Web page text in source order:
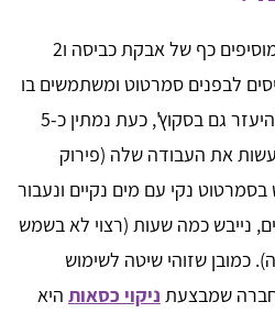
לוקחים דלי חצי מלא במים, מוסיפים כף של אבקת כביסה ו2
לבפנים סמרטוט ומשתמשים בו
לצורך קרצוף הריפוד, ניתן להיעזר גם בסקוץ', כעת נמתין כ-5
את העבודה שלה (פירוק
נקי עם מים נקיים ונעבור
נייבש כמה שעות (רצוי לא בשמש
כמובן שזוהי שיטה לשימוש
חברה שמבצעת ניקוי כסאות היא